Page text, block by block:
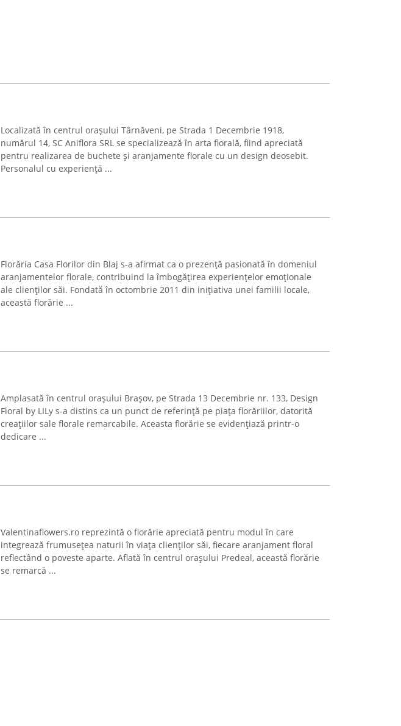
Localizată în centrul orașului Târnăveni, pe Strada 1 Decembrie 1918,
numărul 14, SC Aniflora SRL se specializează în arta florală, fiind apreciată
pentru realizarea de buchete și aranjamente florale cu un design deosebit.
Personalul cu experiență ...
Florăria Casa Florilor din Blaj s-a afirmat ca o prezență pasionată în domeniul
aranjamentelor florale, contribuind la îmbogățirea experiențelor emoționale
ale clienților săi. Fondată în octombrie 2011 din inițiativa unei familii locale,
această florărie ...
Amplasată în centrul orașului Brașov, pe Strada 13 Decembrie nr. 133, Design
Floral by LILy s-a distins ca un punct de referință pe piața florăriilor, datorită
creațiilor sale florale remarcabile. Aceasta florărie se evidențiază printr-o
dedicare ...
Valentinaflowers.ro reprezintă o florărie apreciată pentru modul în care
integrează frumusețea naturii în viața clienților săi, fiecare aranjament floral
reflectând o poveste aparte. Aflată în centrul orașului Predeal, această florărie
se remarcă ...